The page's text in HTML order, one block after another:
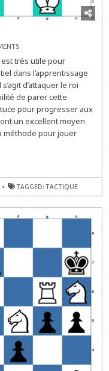
ON
MÉTHODE
JOUER
FINEMENT
est très utile pour
dans l’apprentissage
d’attaquer le roi
de parer cette
pour progresser aux
un excellent moyen
méthode pour jouer
TAGGED:TACTIQUE